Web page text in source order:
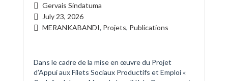
Gervais Sindatuma
July 23, 2026
MERANKABANDI, Projets, Publications
Dans le cadre de la mise en œuvre du Projet
d’Appui aux Filets Sociaux Productifs et Emploi «